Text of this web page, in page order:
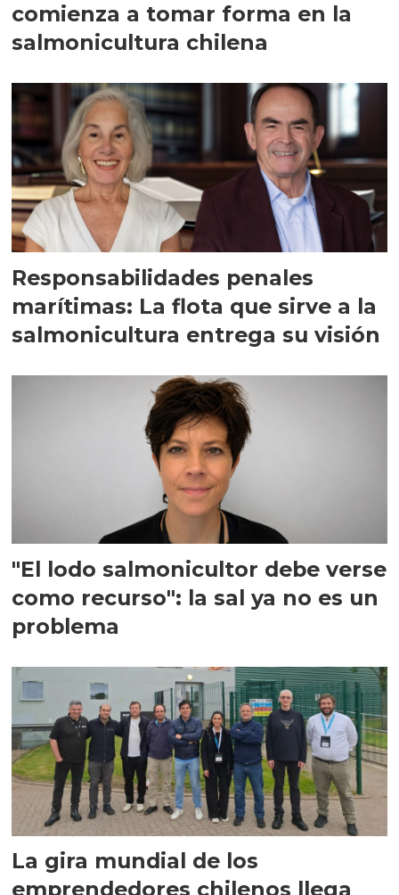
comienza a tomar forma en la
salmonicultura chilena
Responsabilidades penales
marítimas: La flota que sirve a la
salmonicultura entrega su visión
"El lodo salmonicultor debe verse
como recurso": la sal ya no es un
problema
La gira mundial de los
emprendedores chilenos llega